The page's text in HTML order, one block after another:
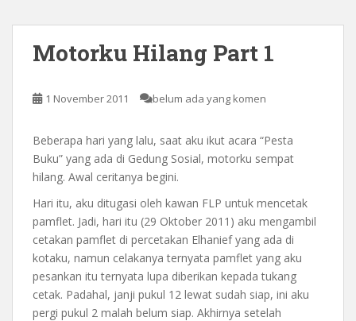
Motorku Hilang Part 1
1 November 2011 belum ada yang komen
Beberapa hari yang lalu, saat aku ikut acara “Pesta
Buku” yang ada di Gedung Sosial, motorku sempat
hilang. Awal ceritanya begini.
Hari itu, aku ditugasi oleh kawan FLP untuk mencetak
pamflet. Jadi, hari itu (29 Oktober 2011) aku mengambil
cetakan pamflet di percetakan Elhanief yang ada di
kotaku, namun celakanya ternyata pamflet yang aku
pesankan itu ternyata lupa diberikan kepada tukang
cetak. Padahal, janji pukul 12 lewat sudah siap, ini aku
pergi pukul 2 malah belum siap. Akhirnya setelah